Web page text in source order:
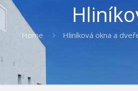
Home Hliníková okna a